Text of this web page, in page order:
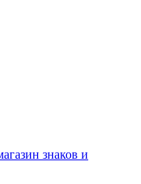
знаков и